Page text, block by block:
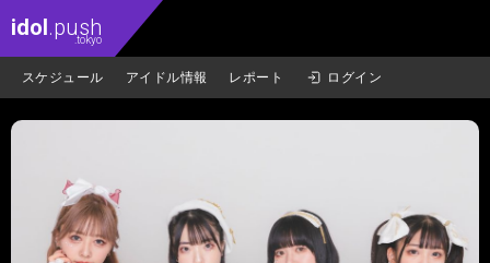
idol.push
.tokyo
スケジュール アイドル情報 レポート ログイン